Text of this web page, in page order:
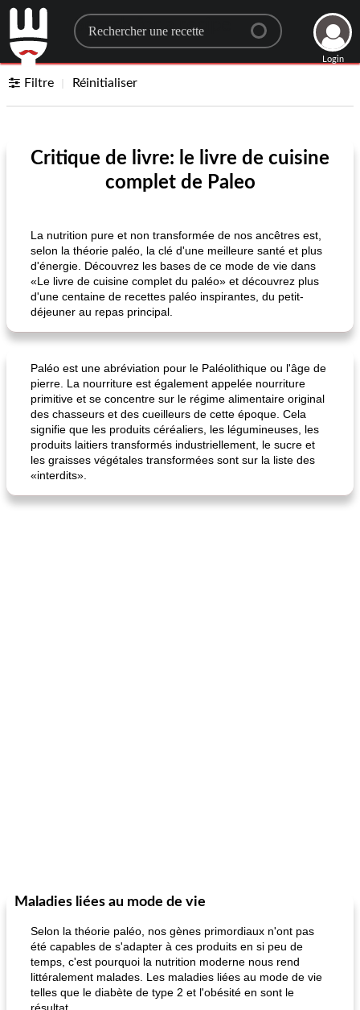
Search for a recipe
Login
Filtre Réinitialiser
Critique de livre: le livre de cuisine
complet de Paleo
La nutrition pure et non transformée de nos ancêtres est,
selon la théorie paléo, la clé d'une meilleure santé et plus
d'énergie. Découvrez les bases de ce mode de vie dans
«Le livre de cuisine complet du paléo» et découvrez plus
d'une centaine de recettes paléo inspirantes, du petit-
déjeuner au repas principal.
Paléo est une abréviation pour le Paléolithique ou l'âge de
pierre. La nourriture est également appelée nourriture
primitive et se concentre sur le régime alimentaire original
des chasseurs et des cueilleurs de cette époque. Cela
signifie que les produits céréaliers, les légumineuses, les
produits laitiers transformés industriellement, le sucre et
les graisses végétales transformées sont sur la liste des
«interdits».
Maladies liées au mode de vie
Selon la théorie paléo, nos gènes primordiaux n'ont pas
été capables de s'adapter à ces produits en si peu de
temps, c'est pourquoi la nutrition moderne nous rend
littéralement malades. Les maladies liées au mode de vie
telles que le diabète de type 2 et l'obésité en sont le